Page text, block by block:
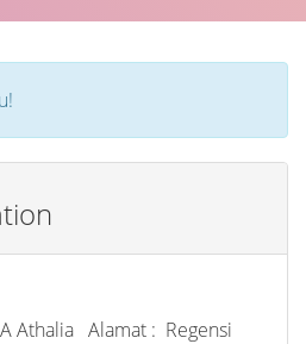
Athalia Alamat : Regensi